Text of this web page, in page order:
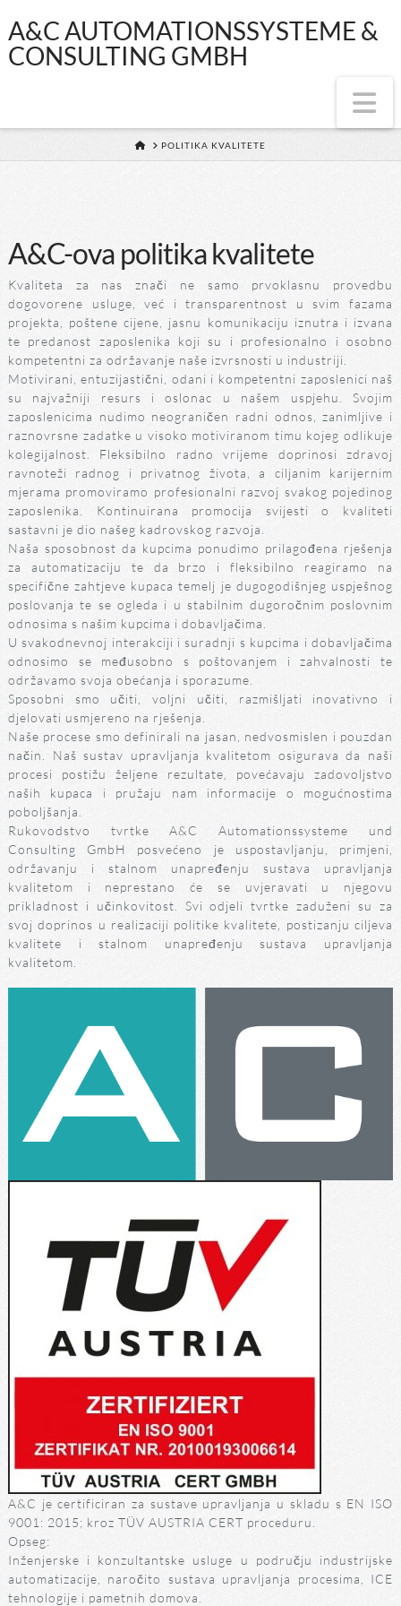
A&C
&
GMBH
A&C AUTOMATIONSSYSTEME &
CONSULTING GMBH
HOMEPOLITIKA KVALITETE
A&C-ova politika kvalitete
Kvaliteta za nas znači ne samo prvoklasnu provedbu
dogovorene usluge, već i transparentnost u svim fazama
projekta, poštene cijene, jasnu komunikaciju iznutra i izvana
te predanost zaposlenika koji su i profesionalno i osobno
kompetentni za održavanje naše izvrsnosti u industriji.
Motivirani, entuzijastični, odani i kompetentni zaposlenici naš
su najvažniji resurs i oslonac u našem uspjehu. Svojim
zaposlenicima nudimo neograničen radni odnos, zanimljive i
raznovrsne zadatke u visoko motiviranom timu kojeg odlikuje
kolegijalnost. Fleksibilno radno vrijeme doprinosi zdravoj
ravnoteži radnog i privatnog života, a ciljanim karijernim
mjerama promoviramo profesionalni razvoj svakog pojedinog
zaposlenika. Kontinuirana promocija svijesti o kvaliteti
sastavni je dio našeg kadrovskog razvoja.
Naša sposobnost da kupcima ponudimo prilagođena rješenja
za automatizaciju te da brzo i fleksibilno reagiramo na
specifične zahtjeve kupaca temelj je dugogodišnjeg uspješnog
poslovanja te se ogleda i u stabilnim dugoročnim poslovnim
odnosima s našim kupcima i dobavljačima.
U svakodnevnoj interakciji i suradnji s kupcima i dobavljačima
odnosimo se međusobno s poštovanjem i zahvalnosti te
održavamo svoja obećanja i sporazume.
Sposobni smo učiti, voljni učiti, razmišljati inovativno i
djelovati usmjereno na rješenja.
Naše procese smo definirali na jasan, nedvosmislen i pouzdan
način. Naš sustav upravljanja kvalitetom osigurava da naši
procesi postižu željene rezultate, povećavaju zadovoljstvo
naših kupaca i pružaju nam informacije o mogućnostima
poboljšanja.
Rukovodstvo tvrtke A&C Automationssysteme und
Consulting GmbH posvećeno je uspostavljanju, primjeni,
održavanju i stalnom unapređenju sustava upravljanja
kvalitetom i neprestano će se uvjeravati u njegovu
prikladnost i učinkovitost. Svi odjeli tvrtke zaduženi su za
svoj doprinos u realizaciji politike kvalitete, postizanju ciljeva
kvalitete i stalnom unapređenju sustava upravljanja
kvalitetom.
A&C je certificiran za sustave upravljanja u skladu s EN ISO
9001: 2015; kroz TÜV AUSTRIA CERT proceduru.
Opseg:
Inženjerske i konzultantske usluge u području industrijske
automatizacije, naročito sustava upravljanja procesima, ICE
tehnologije i pametnih domova.